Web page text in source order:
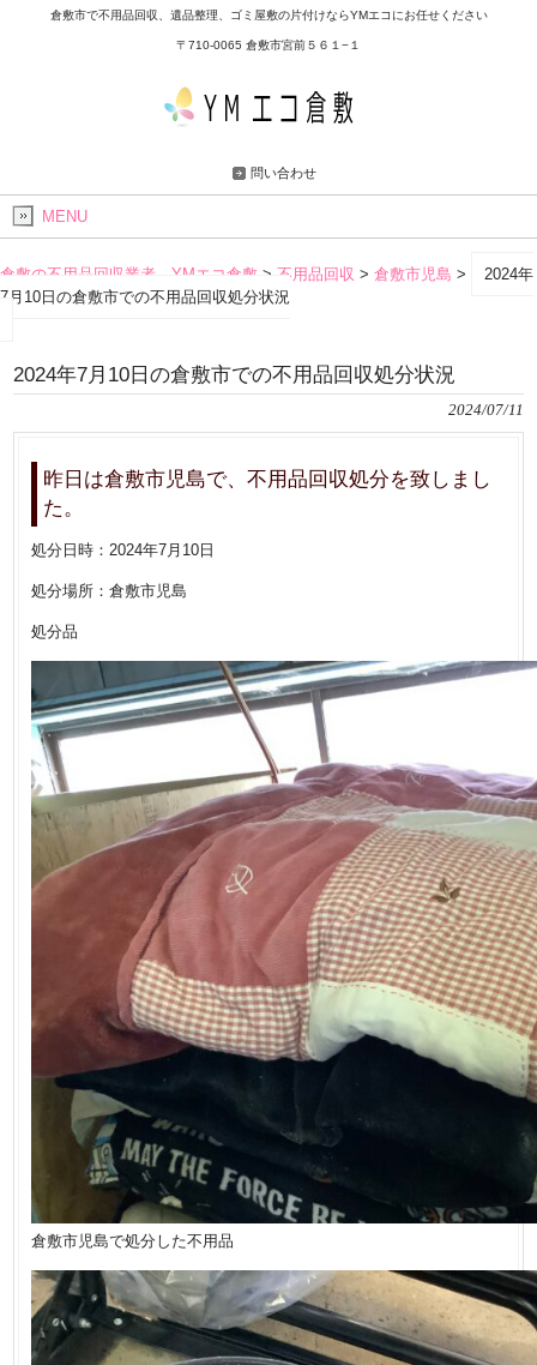
倉敷市で不用品回収、遺品整理、ゴミ屋敷の片付けならYMエコにお任せください
〒710-0065 倉敷市宮前５６１−１
問い合わせ
MENU
倉敷の不用品回収業者 YMエコ倉敷 > 不用品回収 > 倉敷市児島 >
2024年
7月10日の倉敷市での不用品回収処分状況
2024年7月10日の倉敷市での不用品回収処分状況
2024/07/11
昨日は倉敷市児島で、不用品回収処分を致しまし
た。
処分日時：2024年7月10日
処分場所：倉敷市児島
処分品
倉敷市児島で処分した不用品